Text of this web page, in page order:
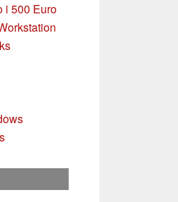
i 500 Euro